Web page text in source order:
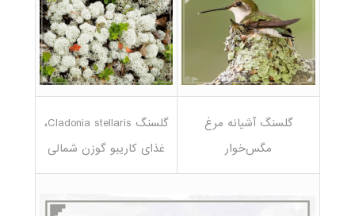
گلسنگ آشیانه مرغ
مگس‌خوار
گلسنگ Cladonia stellaris،
غذای کاریبو گوزن شمالی